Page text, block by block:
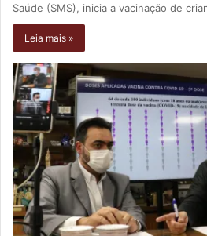
Saúde (SMS), inicia a vacinação de
Leia mais »